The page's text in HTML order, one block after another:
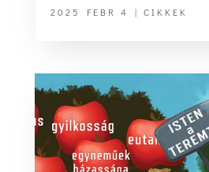
2025 FEBR 4 | CIKKEK